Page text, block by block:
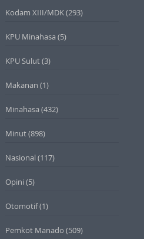
Kodam XIII/MDK(293)
KPU Minahasa (5)
KPU Sulut(3)
Makanan (1)
Minahasa (432)
Minut(898)
Nasional (117)
Opini (5)
Otomotif(1)
Pemkot Manado (509)